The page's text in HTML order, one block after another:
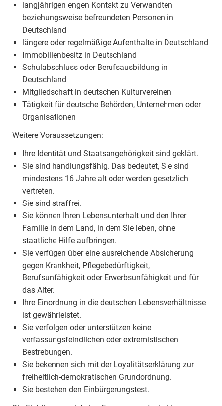
langjährigen engen Kontakt zu Verwandten
beziehungsweise befreundeten Personen in
Deutschland
längere oder regelmäßige Aufenthalte in Deutschland
Immobilienbesitz in Deutschland
Schulabschluss oder Berufsausbildung in
Deutschland
Mitgliedschaft in deutschen Kulturvereinen
Tätigkeit für deutsche Behörden, Unternehmen oder
Organisationen
Weitere Voraussetzungen:
Ihre Identität und Staatsangehörigkeit sind geklärt.
Sie sind handlungsfähig. Das bedeutet, Sie sind
mindestens 16 Jahre alt oder werden gesetzlich
vertreten.
Sie sind straffrei.
Sie können Ihren Lebensunterhalt und den Ihrer
Familie in dem Land, in dem Sie leben, ohne
staatliche Hilfe aufbringen.
Sie verfügen über eine ausreichende Absicherung
gegen Krankheit, Pflegebedürftigkeit,
Berufsunfähigkeit oder Erwerbsunfähigkeit und für
das Alter.
Ihre Einordnung in die deutschen Lebensverhältnisse
ist gewährleistet.
Sie verfolgen oder unterstützen keine
verfassungsfeindlichen oder extremistischen
Bestrebungen.
Sie bekennen sich mit der Loyalitätserklärung zur
freiheitlich-demokratischen Grundordnung.
Sie bestehen den Einbürgerungstest.